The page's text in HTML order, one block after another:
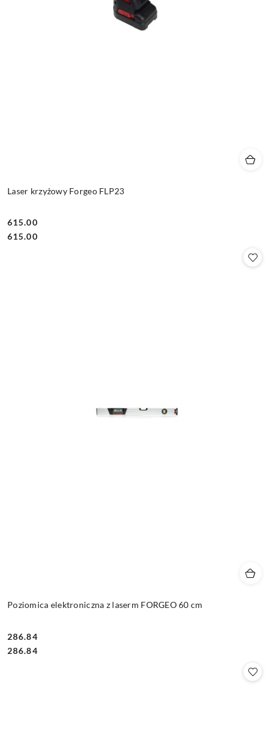
Laser krzyżowy Forgeo FLP23
Cena:
615.00
Cena:
615.00
Poziomica elektroniczna z laserm FORGEO 60 cm
Cena:
286.84
Cena:
286.84